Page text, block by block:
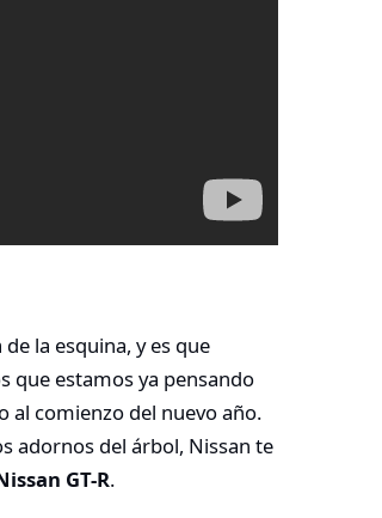
la esquina, y es que
que estamos ya pensando
al comienzo del nuevo año.
adornos del árbol, Nissan te
GT-R.